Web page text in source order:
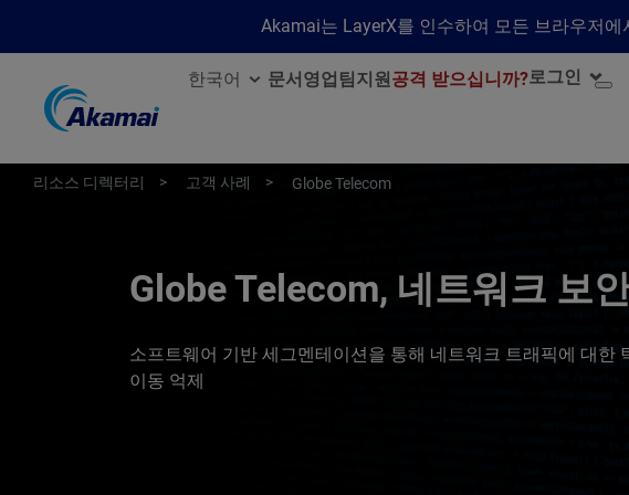
Akamai는 LayerX를 인수하여 모든 브라우저
한국어 문서영업팀지원공격 받으십니까?로그인
리소스 디렉터리 고객 사례 Globe Telecom
Globe Telecom, 네트워크 보
소프트웨어 기반 세그멘테이션을 통해 네트워크 트래픽에 대한
이동 억제